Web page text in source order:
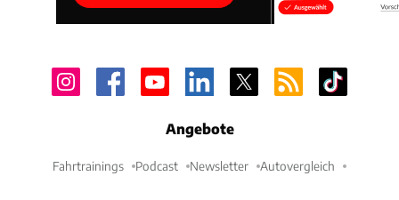
Angebote
Fahrtrainings Podcast Newsletter Autovergleich